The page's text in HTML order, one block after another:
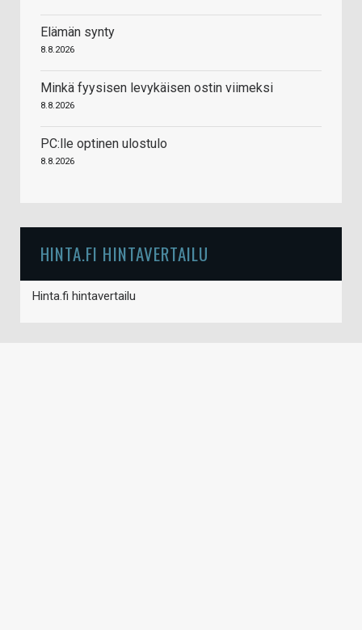
Elämän synty
8.8.2026
Minkä fyysisen levykäisen ostin viimeksi
8.8.2026
PC:lle optinen ulostulo
8.8.2026
HINTA.FI HINTAVERTAILU
Hinta.fi hintavertailu